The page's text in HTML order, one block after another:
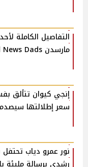
التفاصيل الكاملة
مارسدن Bad News Dads
إنجي كيوان تتألق
سعر إطلالتها
نور عمرو دياب
رشدي برسالة مليئة